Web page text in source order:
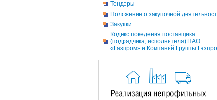
Тендеры
Положение о закупочной
Закупки
Кодекс поведения поставщика
(подрядчика, исполнителя) ПАО
«Газпром» и Компаний Группы